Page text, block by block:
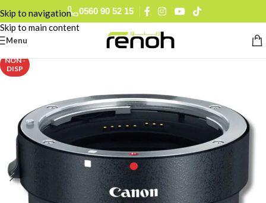
Skip to navigation
Skip to main content
0560 90 52 15
Menu
NON -
DISP